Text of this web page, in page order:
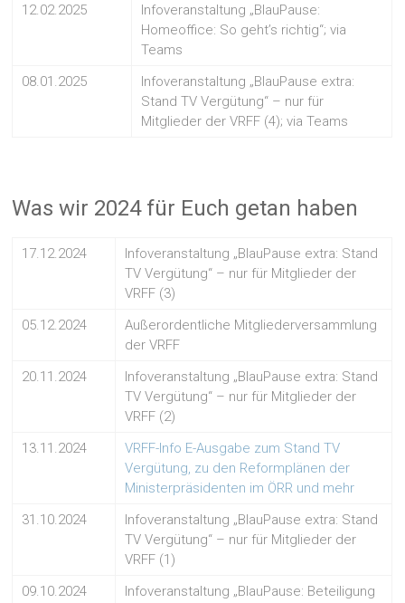
12.02.2025
Infoveranstaltung „BlauPause:
Homeoffice: So geht’s richtig“; via
Teams
08.01.2025
Infoveranstaltung „BlauPause extra:
Stand TV Vergütung“ – nur für
Mitglieder der VRFF (4); via Teams
Was wir 2024 für Euch getan haben
17.12.2024
Infoveranstaltung „BlauPause extra: Stand
TV Vergütung“ – nur für Mitglieder der
VRFF (3)
05.12.2024
Außerordentliche Mitgliederversammlung
der VRFF
20.11.2024
Infoveranstaltung „BlauPause extra: Stand
TV Vergütung“ – nur für Mitglieder der
VRFF (2)
13.11.2024
VRFF-Info E-Ausgabe zum Stand TV
Vergütung, zu den Reformplänen der
Ministerpräsidenten im ÖRR und mehr
31.10.2024
Infoveranstaltung „BlauPause extra: Stand
TV Vergütung“ – nur für Mitglieder der
VRFF (1)
09.10.2024
Infoveranstaltung „BlauPause: Beteiligung